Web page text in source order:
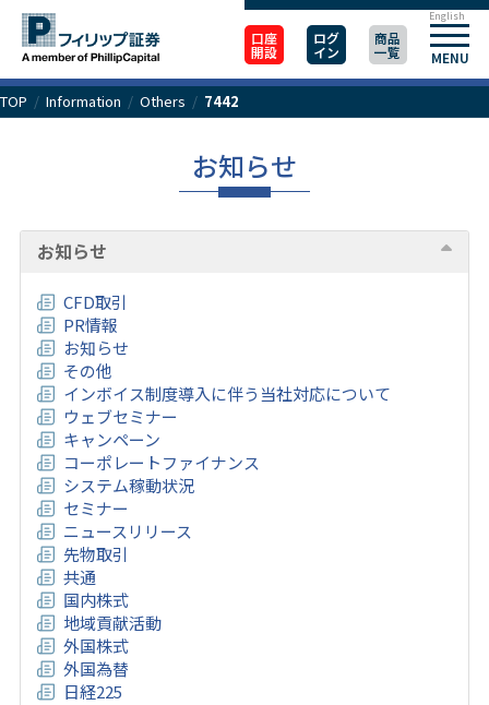
口座
開設
ログ
イン
商品
一覧 MENU
English
TOP / Information / Others / 7442
お知らせ
お知らせ
CFD取引
PR情報
お知らせ
その他
インボイス制度導入に伴う当社対応について
ウェブセミナー
キャンペーン
コーポレートファイナンス
システム稼動状況
セミナー
ニュースリリース
先物取引
共通
国内株式
地域貢献活動
外国株式
外国為替
日経225